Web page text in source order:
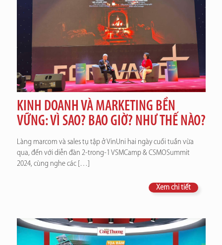
KINH DOANH VÀ MARKETING BỀN
VỮNG: VÌ SAO? BAO GIỜ? NHƯ THẾ NÀO?
Làng marcom và sales tụ tập ở VinUni hai ngày cuối tuần vừa
qua, đến với diễn đàn 2-trong-1 VSMCamp & CSMOSummit
2024, cùng nghe các[…]
Xem chi tiết